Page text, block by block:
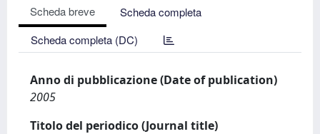
Scheda breve
Scheda completa
Scheda completa (DC)
Anno di pubblicazione (Date of publication)
2005
Titolo del periodico (Journal title)